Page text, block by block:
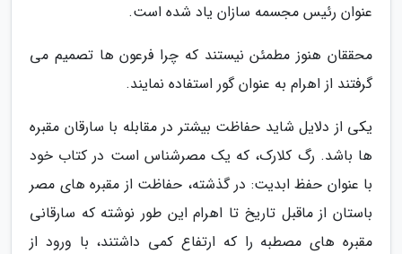
عنوان رئیس مجسمه سازان یاد شده است.
محققان هنوز مطمئن نیستند که چرا فرعون ها تصمیم می
گرفتند از اهرام به عنوان گور استفاده نمایند.
یکی از دلایل شاید حفاظت بیشتر در مقابله با سارقان مقبره
ها باشد. رگ کلارک، که یک مصرشناس است در کتاب خود
با عنوان حفظ ابدیت: در گذشته، حفاظت از مقبره های مصر
باستان از ماقبل تاریخ تا اهرام این طور نوشته که سارقانی
مقبره های مصطبه را که ارتفاع کمی داشتند، با ورود از